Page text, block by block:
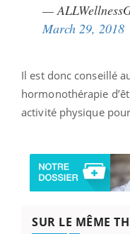
—
March 29, 2018
Il est donc conseillé
hormonothérapie
activité physique
SUR LE MÊME